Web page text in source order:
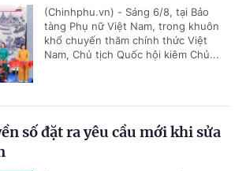
(Chinhphu.vn) - Sáng 6/8, tại Bảo
tàng Phụ nữ Việt Nam, trong khuôn
khổ chuyến thăm chính thức Việt
Nam, Chủ tịch Quốc hội kiêm Chủ...
số đặt ra yêu cầu mới khi sửa